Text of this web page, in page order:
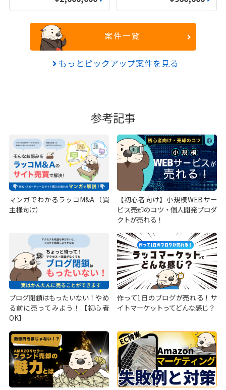
案件一覧
もっとピックアップ案件を見る
参考記事
マンガでわかるラッコM&A（買
主様向け）
【初心者向け】小規模WEBサー
ビス売却のコツ・個人開発プロダ
クトが売れる！
ブログ閉鎖はもったいない！やめ
る前に売ってみよう！【初心者
OK】
作って1日のブログが売れる！サ
イトマーケットってどんな感じ？